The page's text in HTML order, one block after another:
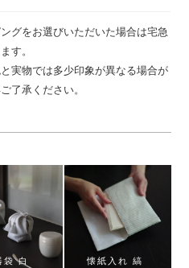
グをお選びいただいた場合は宅急
す。
実物では多少印象が異なる場合が
了承ください。
袋 白 懐紙入れ 縞